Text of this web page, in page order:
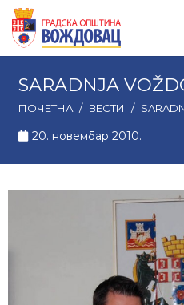
SARADNJA
ПОЧЕТНА / ВЕСТИ /
20. новембар 2010.